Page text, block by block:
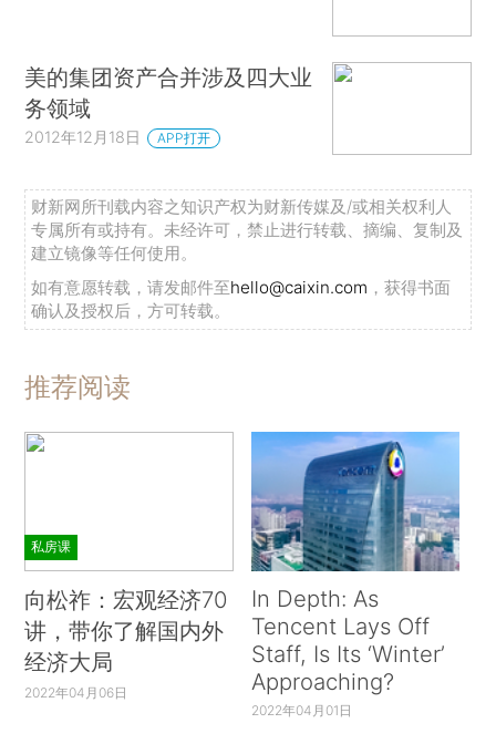
美的集团资产合并涉及四大业
务领域
2012年12月18日 APP打开
财新网所刊载内容之知识产权为财新传媒及/或相关权利人
专属所有或持有。未经许可，禁止进行转载、摘编、复制及
建立镜像等任何使用。
如有意愿转载，请发邮件至hello@caixin.com ，获得书面
确认及授权后，方可转载。
推荐阅读
私房课
向松祚：宏观经济70
讲，带你了解国内外
经济大局
2022年04月06日
In Depth: As
Tencent Lays Off
Staff, Is Its ‘Winter’
Approaching?
2022年04月01日